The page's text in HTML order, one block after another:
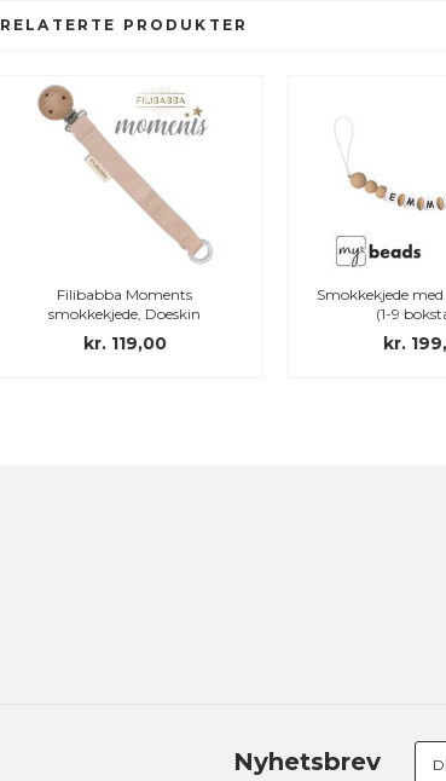
RELATERTE PRODUKTER
Filibabba Moments
smokkekjede, Doeskin
kr. 119,00
Smokkekjede med
(1-9
kr.
Nyhetsbrev